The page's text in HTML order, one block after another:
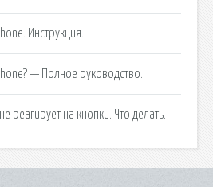
Инструкция.
— Полное руководство.
реагирует на кнопки. Что делать.